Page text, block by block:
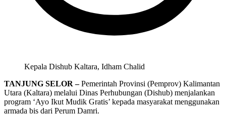
Kepala Dishub Kaltara, Idham Chalid
TANJUNG SELOR –Pemerintah Provinsi (Pemprov) Kalimantan
Utara (Kaltara) melalui Dinas Perhubungan (Dishub) menjalankan
program ‘Ayo Ikut Mudik Gratis’ kepada masyarakat menggunakan
armada bis dari Perum Damri.